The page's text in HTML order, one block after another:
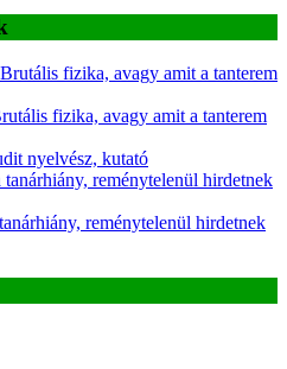
fizika, avagy amit a tanterem
fizika, avagy amit a tanterem
nyelvész, kutató
reménytelenül hirdetnek
reménytelenül hirdetnek